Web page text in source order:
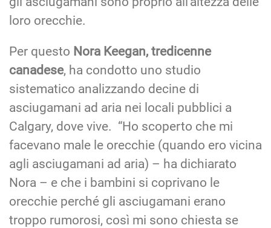
loro orecchie.
Per questo Nora Keegan, tredicenne
canadese, ha condotto uno studio
sistematico analizzando decine di
asciugamani ad aria nei locali pubblici a
Calgary, dove vive. “Ho scoperto che mi
facevano male le orecchie (quando ero vicina
agli asciugamani ad aria) – ha dichiarato
Nora – e che i bambini si coprivano le
orecchie perché gli asciugamani erano
troppo rumorosi, così mi sono chiesta se